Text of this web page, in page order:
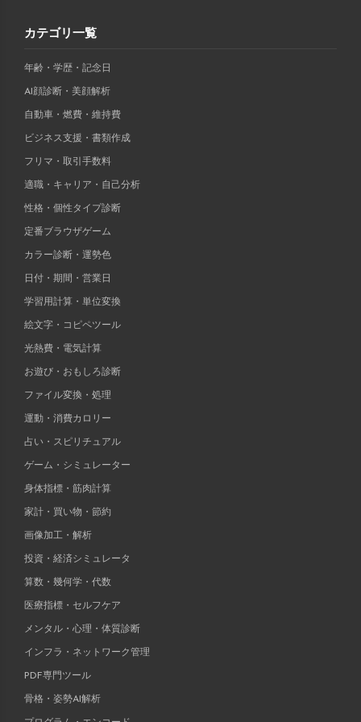
カテゴリ一覧
年齢・学歴・記念日
AI顔診断・美顔解析
自動車・燃費・維持費
ビジネス支援・書類作成
フリマ・取引手数料
適職・キャリア・自己分析
性格・個性タイプ診断
定番ブラウザゲーム
カラー診断・運勢色
日付・期間・営業日
学習用計算・単位変換
絵文字・コピペツール
光熱費・電気計算
お遊び・おもしろ診断
ファイル変換・処理
運動・消費カロリー
占い・スピリチュアル
ゲーム・シミュレーター
身体指標・筋肉計算
家計・買い物・節約
画像加工・解析
投資・経済シミュレータ
算数・幾何学・代数
医療指標・セルフケア
メンタル・心理・体質診断
インフラ・ネットワーク管理
PDF専門ツール
骨格・姿勢AI解析